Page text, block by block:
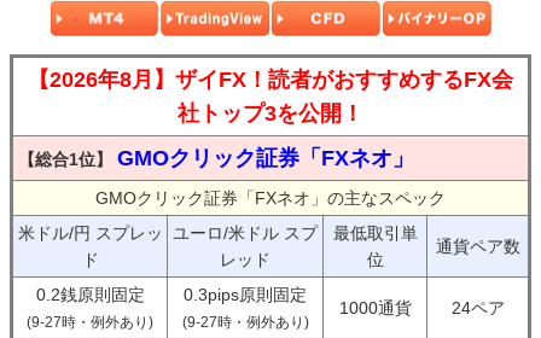
【2026年8月】ザイFX！読者がおすすめするFX会
社トップ3を公開！
【総合1位】 GMOクリック証券「FXネオ」
GMOクリック証券「FXネオ」の主なスペック
米ドル/円 スプレッ
ド
ユーロ/米ドル スプ
レッド
最低取引単
位
通貨ペア数
0.2銭原則固定
(9-27時・例外あり)
0.3pips原則固定
(9-27時・例外あり)
1000通貨 24ペア